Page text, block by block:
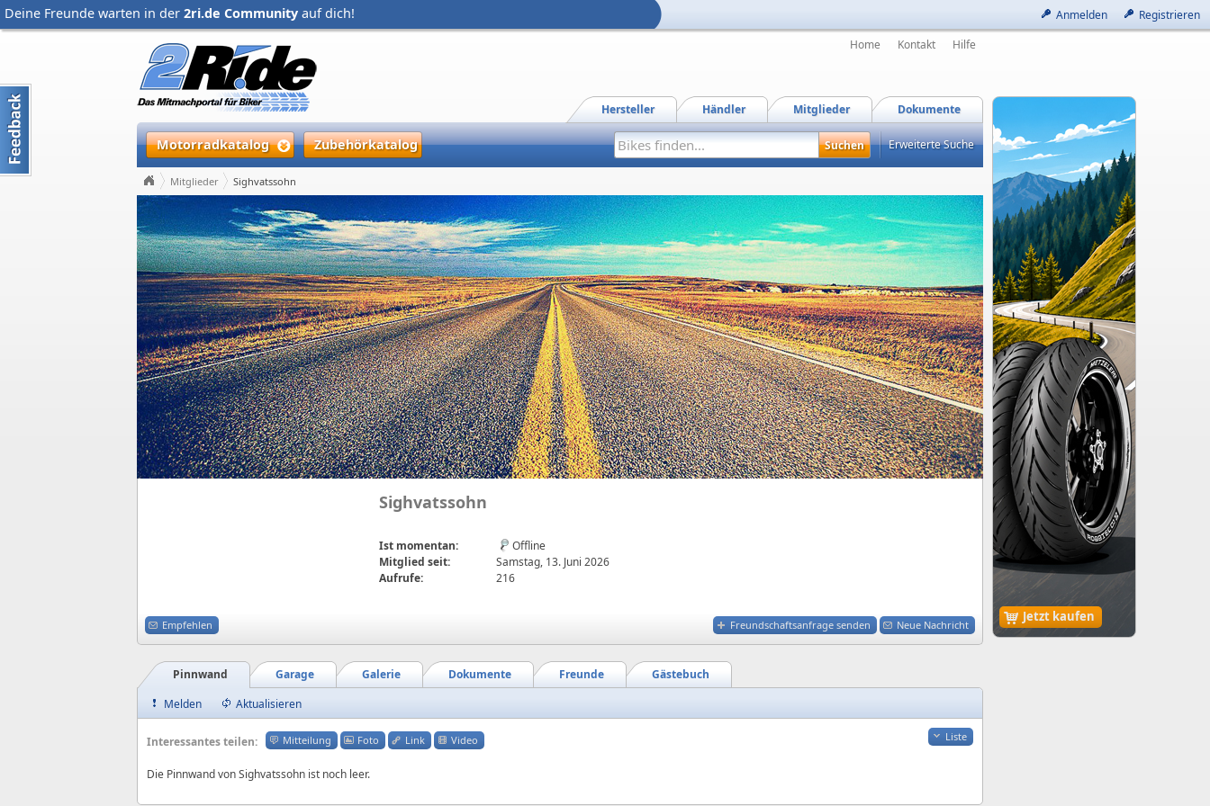
Anmelden Registrieren
Deine Freunde warten in der 2ri.de Community auf dich!
Jetzt kaufen
Home Kontakt Hilfe
Dokumente
Mitglieder
Händler
Hersteller
Motorradkatalog Zubehörkatalog Erweiterte Suche
Mitglieder Sighvatssohn
Sighvatssohn
Ist momentan:
Offline
Mitglied seit:
Samstag, 13. Juni 2026
Aufrufe:
216
Freundschaftsanfrage senden Neue Nachricht
Empfehlen
Gästebuch
Freunde
Dokumente
Galerie
Garage
Pinnwand
Melden
Aktualisieren
Liste
Interessantes teilen: Mitteilung Foto Link Video
Die Pinnwand von Sighvatssohn ist noch leer.